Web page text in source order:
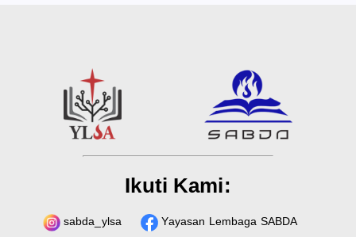
Ikuti Kami:
sabda_ylsa Yayasan Lembaga SABDA